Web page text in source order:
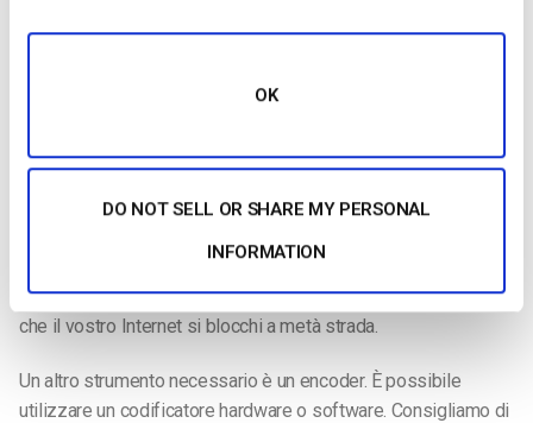
OK
DO NOT SELL OR SHARE MY PERSONAL
INFORMATION
per individuare quella più adatta alle vostre esigenze.
La fotocamera può essere o meno dotata di un efficace
al bavero dell’oratore è sufficiente.
È possibile trasmettere in live streaming sia via wifi che via
Tuttavia, la rete Internet via cavo è spesso l’opzione migliore,
poiché in genere è più affidabile. L’ultima cosa che volete è
che il vostro Internet si blocchi a metà strada.
Un altro strumento necessario è un encoder. È possibile
utilizzare un codificatore hardware o software. Consigliamo di